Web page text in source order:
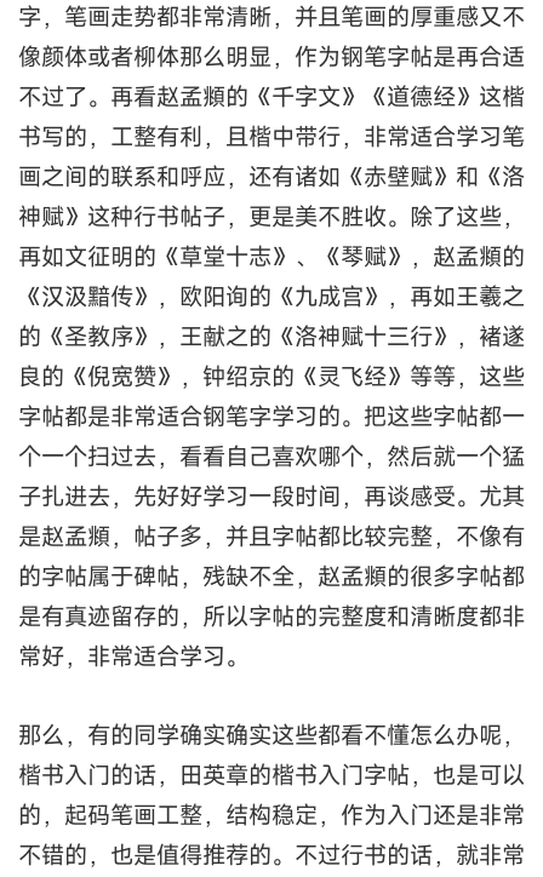
字，笔画走势都非常清晰，并且笔画的厚重感又不
像颜体或者柳体那么明显，作为钢笔字帖是再合适
不过了。再看赵孟頫的《千字文》《道德经》这楷
书写的，工整有利，且楷中带行，非常适合学习笔
画之间的联系和呼应，还有诸如《赤壁赋》和《洛
神赋》这种行书帖子，更是美不胜收。除了这些，
再如文征明的《草堂十志》、《琴赋》，赵孟頫的
《汉汲黯传》，欧阳询的《九成宫》，再如王羲之
的《圣教序》，王献之的《洛神赋十三行》，褚遂
良的《倪宽赞》，钟绍京的《灵飞经》等等，这些
字帖都是非常适合钢笔字学习的。把这些字帖都一
个一个扫过去，看看自己喜欢哪个，然后就一个猛
子扎进去，先好好学习一段时间，再谈感受。尤其
是赵孟頫，帖子多，并且字帖都比较完整，不像有
的字帖属于碑帖，残缺不全，赵孟頫的很多字帖都
是有真迹留存的，所以字帖的完整度和清晰度都非
常好，非常适合学习。
那么，有的同学确实确实这些都看不懂怎么办呢，
楷书入门的话，田英章的楷书入门字帖，也是可以
的，起码笔画工整，结构稳定，作为入门还是非常
不错的，也是值得推荐的。不过行书的话，就非常